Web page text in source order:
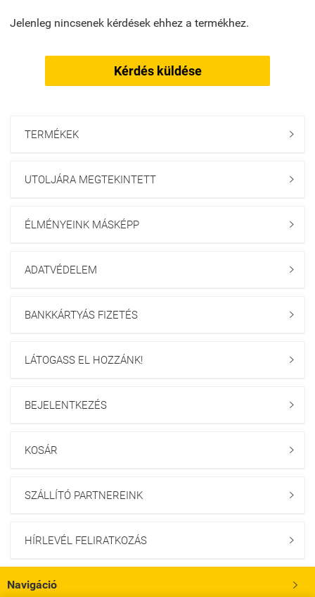
Jelenleg nincsenek kérdések ehhez a termékhez.
Kérdés küldése
TERMÉKEK 
UTOLJÁRA MEGTEKINTETT 
ÉLMÉNYEINK MÁSKÉPP 
ADATVÉDELEM 
BANKKÁRTYÁS FIZETÉS 
LÁTOGASS EL HOZZÁNK! 
BEJELENTKEZÉS 
KOSÁR 
SZÁLLÍTÓ PARTNEREINK 
HÍRLEVÉL FELIRATKOZÁS 
Navigáció 